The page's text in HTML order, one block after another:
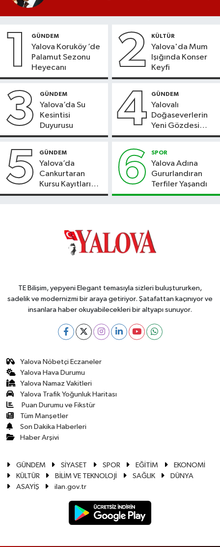
1 GÜNDEM
Yalova Koruköy ’de
Palamut Sezonu
Heyecanı
2 KÜLTÜR
Yalova'da Mum
Işığında Konser
Keyfi
3 GÜNDEM
Yalova’da Su
Kesintisi
Duyurusu
4 GÜNDEM
Yalovalı
Doğaseverlerin
Yeni Gözdesi
Bolu'daki Meyve
5 GÜNDEM
Yalova’da
Cankurtaran
Kursu Kayıtları
Başladı
6 SPOR
Yalova Adına
Gururlandıran
Terfiler Yaşandı
TE Bilişim, yepyeni Elegant temasıyla sizleri buluştururken,
sadelik ve modernizmi bir araya getiriyor. Şatafattan kaçınıyor ve
insanlara haber okuyabilecekleri bir altyapı sunuyor.
Yalova Nöbetçi Eczaneler
Yalova Hava Durumu
Yalova Namaz Vakitleri
Yalova Trafik Yoğunluk Haritası
Puan Durumu ve Fikstür
Tüm Manşetler
Son Dakika Haberleri
Haber Arşivi
GÜNDEM SİYASET SPOR EĞİTİM
EKONOMİ
KÜLTÜR
BİLİM VE TEKNOLOJİ SAĞLIK
DÜNYA
ASAYİŞ
ilan.gov.tr